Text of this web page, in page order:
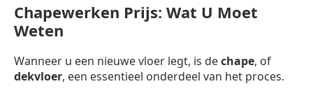
Chapewerken Prijs: Wat U Moet
Weten
Wanneer u een nieuwe vloer legt, is dechape, of
dekvloer, een essentieel onderdeel van het proces.